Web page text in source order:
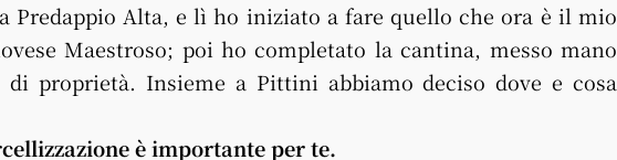
Predappio Alta, e lì ho iniziato a fare quello che ora è il mio
Maestroso; poi ho completato la cantina, messo mano
proprietà. Insieme a Pittini abbiamo deciso dove e cosa
è importante per te.